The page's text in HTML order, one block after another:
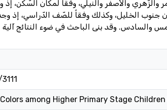
والزّهري والأصفر والنيلي، وفقاً لمكان
الخليل، وكذلك وفقاً للصّف الدّراسي، إذ
والسادس. وقد بنى الباحث في ضوء النتائج
among Higher Primary Stage Children